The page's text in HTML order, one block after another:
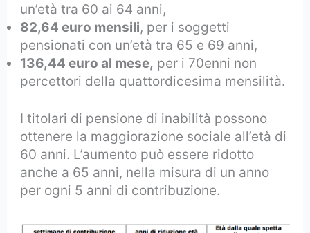
un’età tra 60 ai 64 anni,
82,64 euro mensili, per i soggetti
pensionati con un’età tra 65 e 69 anni,
136,44 euro al mese, per i 70enni non
percettori della quattordicesima mensilità.
I titolari di pensione di inabilità possono
ottenere la maggiorazione sociale all’età di
60 anni. L’aumento può essere ridotto
anche a 65 anni, nella misura di un anno
per ogni 5 anni di contribuzione.